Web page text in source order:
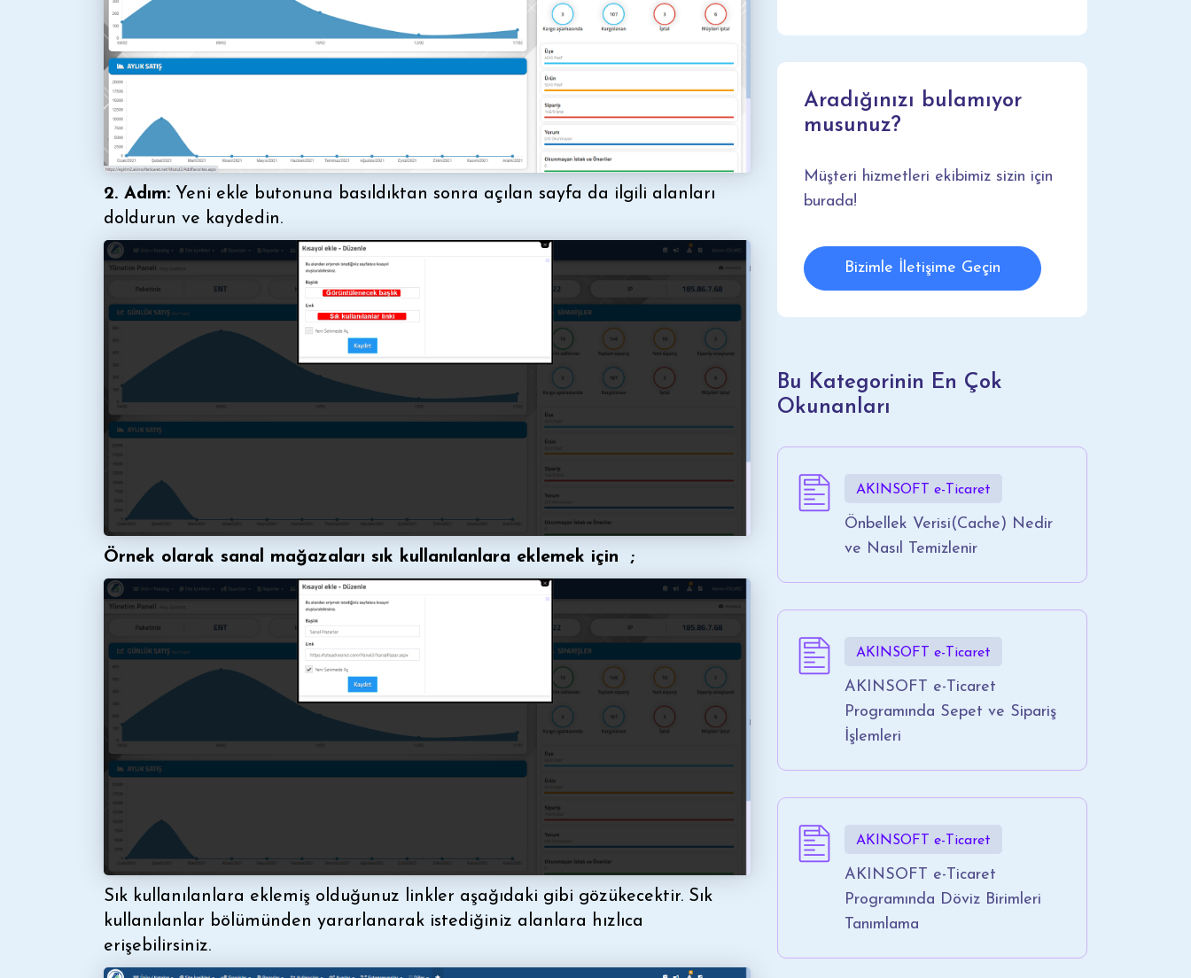
2. Adım: Yeni ekle butonuna basıldıktan sonra açılan sayfa da ilgili alanları
doldurun ve kaydedin.
Örnek olarak sanal mağazaları sık kullanılanlara eklemek için ;
Sık kullanılanlara eklemiş olduğunuz linkler aşağıdaki gibi gözükecektir. Sık
kullanılanlar bölümünden yararlanarak istediğiniz alanlara hızlıca
erişebilirsiniz.
Aradığınızı bulamıyor
musunuz?
Müşteri hizmetleri ekibimiz sizin için
burada!
Bizimle İletişime Geçin
Bu Kategorinin En Çok
Okunanları
AKINSOFT e-Ticaret
Önbellek Verisi(Cache) Nedir
ve Nasıl Temizlenir
AKINSOFT e-Ticaret
AKINSOFT e-Ticaret
Programında Sepet ve Sipariş
İşlemleri
AKINSOFT e-Ticaret
AKINSOFT e-Ticaret
Programında Döviz Birimleri
Tanımlama